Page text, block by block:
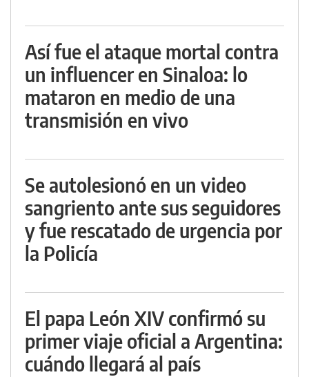
Así fue el ataque mortal contra
un influencer en Sinaloa: lo
mataron en medio de una
transmisión en vivo
Se autolesionó en un video
sangriento ante sus seguidores
y fue rescatado de urgencia por
la Policía
El papa León XIV confirmó su
primer viaje oficial a Argentina:
cuándo llegará al país